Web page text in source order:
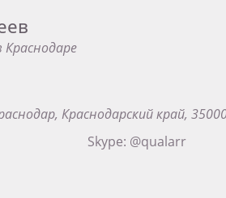
Краснодарский край,
Skype: @qualarr